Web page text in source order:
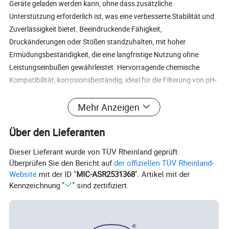
Geräte geladen werden kann, ohne dass zusätzliche
Unterstützung erforderlich ist, was eine verbesserte Stabilität und
Zuverlässigkeit bietet. Beeindruckende Fähigkeit,
Druckänderungen oder Stößen standzuhalten, mit hoher
Ermüdungsbeständigkeit, die eine langfristige Nutzung ohne
Leistungseinbußen gewährleistet. Hervorragende chemische
Kompatibilität, korrosionsbeständig, ideal für die Filterung von pH-
verschiedenen Anwendungen. Hohe Schmutzhaltekapazität, die
eine lange Lebensdauer gewährleistet und Wartungshäufigkeit
und Kosten reduziert. Effiziente Regeneration und
nachhaltige Filtrationslösungen entstehen. Anwendung Ideal zum
Filtern von Polyethylen, Polypropylen, Nylon, Polyester und
Viskose, Präzise und zuverlässige Filtration. Hervorragend
Mehr Anzeigen
Über den Lieferanten
Dieser Lieferant wurde von TÜV Rheinland geprüft.
Überprüfen Sie den Bericht aufder offiziellen TÜV Rheinland-
Website mit der ID "MIC-ASR2531368". Artikel mit der
Kennzeichnung "
" sind zertifiziert.